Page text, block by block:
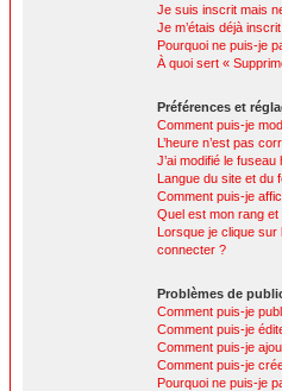
Je suis inscrit mais
Je m’étais déjà
Pourquoi ne puis-je
À quoi sert «
Préférences et
Comment puis-je
L’heure n’est pas
J’ai modifié le
Langue du site et du
Comment puis-je
Quel est mon rang
Lorsque je clique sur
connecter ?
Problèmes de
Comment puis-je
Comment puis-je
Comment puis-je
Comment puis-je
Pourquoi ne puis-je